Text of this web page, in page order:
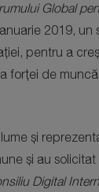
Global
2019,
pentru a
forței de
și
și au solicitat
Digital